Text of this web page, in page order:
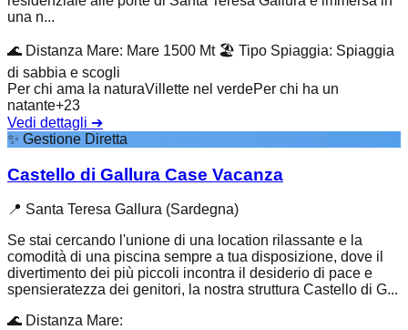
una n...
🌊 Distanza Mare: Mare 1500 Mt 🏖️ Tipo Spiaggia: Spiaggia
di sabbia e scogli
Per chi ama la naturaVillette nel verdePer chi ha un
natante+23
Vedi dettagli ➔
✨ Gestione Diretta
Castello di Gallura Case Vacanza
📍 Santa Teresa Gallura (Sardegna)
Se stai cercando l'unione di una location rilassante e la
comodità di una piscina sempre a tua disposizione, dove il
divertimento dei più piccoli incontra il desiderio di pace e
spensieratezza dei genitori, la nostra struttura Castello di G...
🌊 Distanza Mare: